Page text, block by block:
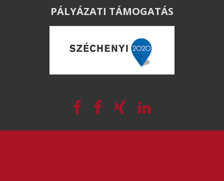
PÁLYÁZATI TÁMOGATÁS